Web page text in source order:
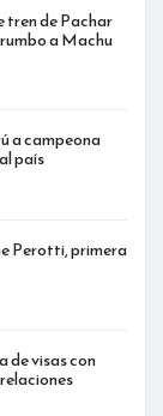
tren de Pachar
a Machu
a campeona
país
Perotti, primera
de visas con